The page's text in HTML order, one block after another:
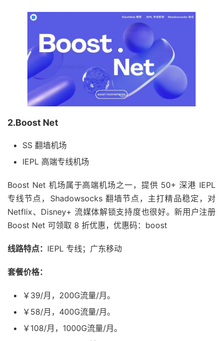
2.Boost Net
SS 翻墙机场
IEPL 高端专线机场
Boost Net 机场属于高端机场之一，提供 50+ 深港 IEPL
专线节点，Shadowsocks 翻墙节点，主打精品稳定，对
Netflix、Disney+ 流媒体解锁支持度也很好。新用户注册
Boost Net 可领取 8 折优惠，优惠码：boost
线路特点： IEPL 专线；广东移动
套餐价格：
￥39/月，200G流量/月。
￥58/月，400G流量/月。
￥108/月，1000G流量/月。